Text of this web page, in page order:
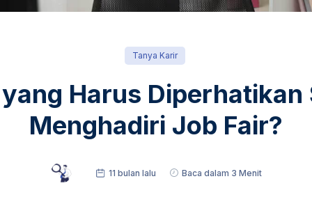
Tanya Karir
Harus Diperhatikan
Menghadiri Job Fair?
11 bulan lalu Baca dalam 3 Menit